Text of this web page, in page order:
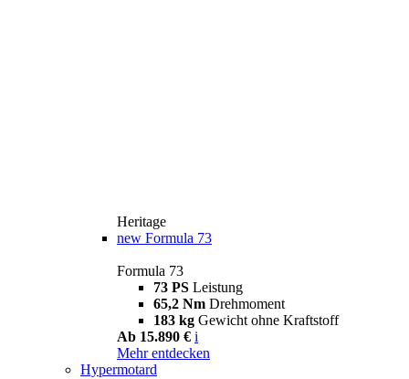
Heritage
new Formula 73
Formula 73
73 PS Leistung
65,2 Nm Drehmoment
183 kg Gewicht ohne Kraftstoff
Ab 15.890 € i
Mehr entdecken
Hypermotard